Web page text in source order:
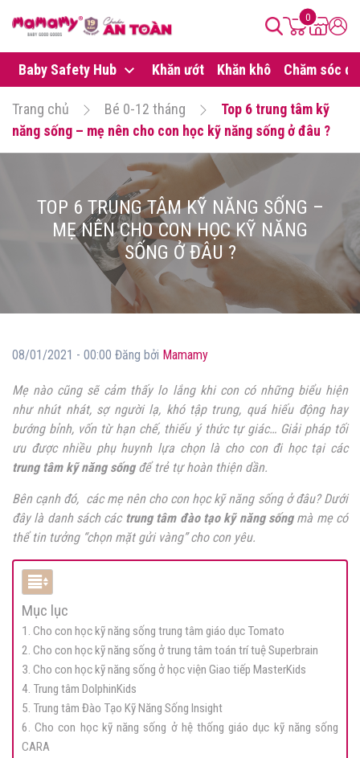
0
Baby Safety Hub Khăn ướt Khăn khô Chăm sóc da
Trang chủ Bé 0-12 tháng
Top 6 trung tâm kỹ
năng sống – mẹ nên cho con học kỹ năng sống ở đâu ?
TOP 6 TRUNG TÂM KỸ NĂNG SỐNG –
MẸ NÊN CHO CON HỌC KỸ NĂNG
SỐNG Ở ĐÂU ?
08/01/2021 - 00:00 Đăng bởi Mamamy
Mẹ nào cũng sẽ cảm thấy lo lắng khi con có những biểu hiện
như nhút nhát, sợ người lạ, khó tập trung, quá hiếu động hay
bướng bỉnh, vốn từ hạn chế, thiếu ý thức tự giác… Giải pháp tối
ưu được nhiều phụ huynh lựa chọn là cho con đi học tại các
trung tâm kỹ năng sốngđể trẻ tự hoàn thiện dần.
Bên cạnh đó, các mẹ nên cho con học kỹ năng sống ở đâu? Dưới
đây là danh sách các trung tâm đào tạo kỹ năng sốngmà mẹ có
thể tin tưởng “chọn mặt gửi vàng” cho con yêu.
Mục lục
1. Cho con học kỹ năng sống trung tâm giáo dục Tomato
2. Cho con học kỹ năng sống ở trung tâm toán trí tuệ Superbrain
3. Cho con học kỹ năng sống ở học viện Giao tiếp MasterKids
4. Trung tâm DolphinKids
5. Trung tâm Đào Tạo Kỹ Năng Sống Insight
6. Cho con học kỹ năng sống ở hệ thống giáo dục kỹ năng sống
CARA